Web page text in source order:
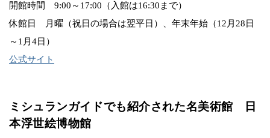
開館時間 9:00～17:00（入館は16:30まで）
休館日 月曜（祝日の場合は翌平日）、年末年始（12月28日
～1月4日）
公式サイト
ミシュランガイドでも紹介された名美術館 日
本浮世絵博物館